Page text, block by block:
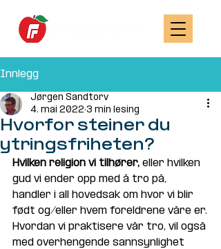
Innlegg
Hvorfor steiner du
ytringsfriheten?
Jørgen Sandtorv
4. mai 2022 3 min lesing
Hvilken religion vi tilhører, eller hvilken
gud vi ender opp med å tro på,
handler i all hovedsak om hvor vi blir
født og/eller hvem foreldrene våre er.
Hvordan vi praktisere vår tro, vil også
med overhengende sannsynlighet